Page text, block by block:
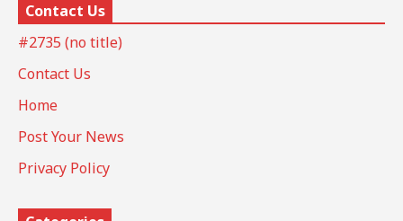
Contact Us
#2735 (no title)
Contact Us
Home
Post Your News
Privacy Policy